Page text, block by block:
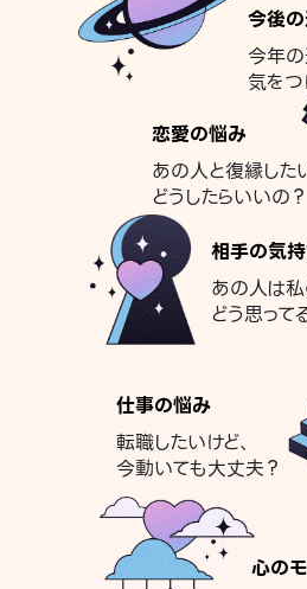
今後
今年
気をつ
恋愛の悩み
あの人と復縁し
どうしたらいいの？
相手の気
あの人は
どう思って
仕事の悩み
転職したいけど、
今動いても大丈夫？
心の